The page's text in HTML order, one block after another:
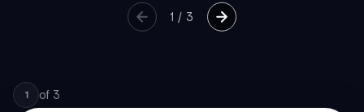
1 / 3
1 of 3